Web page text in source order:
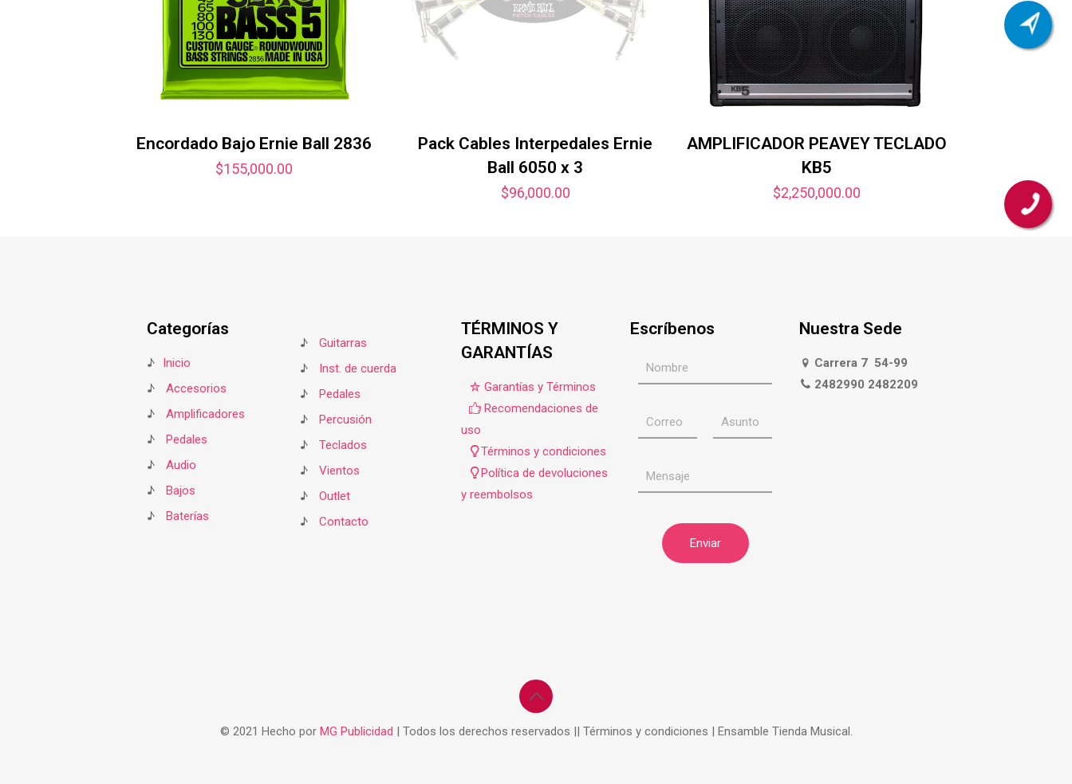
Encordado Bajo Ernie Ball 2836
$155,000.00
Pack Cables Interpedales Ernie
Ball 6050 x 3
$96,000.00
AMPLIFICADOR PEAVEY TECLADO
KB5
$2,250,000.00
Categorías
♪
Inicio
♪
Accesorios
♪
Amplificadores
♪
Pedales
♪
Audio
♪
Bajos
♪
Baterías
♪
Guitarras
♪
Inst. de cuerda
♪
Pedales
♪
Percusión
♪
Teclados
♪
Vientos
♪
Outlet
♪
Contacto
TÉRMINOS Y
GARANTÍAS
Garantías y Términos
Recomendaciones de
uso
Términos y condiciones
Política de devoluciones
y reembolsos
Escríbenos Nuestra Sede
Carrera 7 54-99
2482990 2482209
© 2021 Hecho por MG Publicidad | Todos los derechos reservados || Términos y condiciones | Ensamble Tienda Musical.